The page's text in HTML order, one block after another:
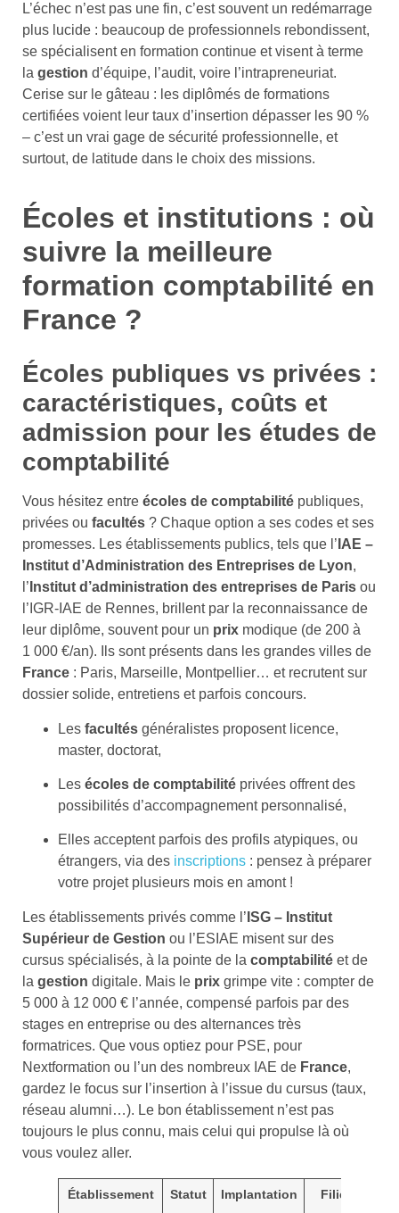
L’échec n’est pas une fin, c’est souvent un redémarrage
plus lucide : beaucoup de professionnels rebondissent,
se spécialisent en formation continue et visent à terme
la gestion d’équipe, l’audit, voire l’intrapreneuriat.
Cerise sur le gâteau : les diplômés de formations
certifiées voient leur taux d’insertion dépasser les 90 %
– c’est un vrai gage de sécurité professionnelle, et
surtout, de latitude dans le choix des missions.
Écoles et institutions : où
suivre la meilleure
formation comptabilité en
France ?
Écoles publiques vs privées :
caractéristiques, coûts et
admission pour les études de
comptabilité
Vous hésitez entre écoles de comptabilité publiques,
privées ou facultés ? Chaque option a ses codes et ses
promesses. Les établissements publics, tels que l’ IAE –
Institut d’Administration des Entreprises de Lyon,
l’ Institut d’administration des entreprises de Paris ou
l’IGR-IAE de Rennes, brillent par la reconnaissance de
leur diplôme, souvent pour un prix modique (de 200 à
1 000 €/an). Ils sont présents dans les grandes villes de
France : Paris, Marseille, Montpellier… et recrutent sur
dossier solide, entretiens et parfois concours.
Les facultés généralistes proposent licence,
master, doctorat,
Les écoles de comptabilité privées offrent des
possibilités d’accompagnement personnalisé,
Elles acceptent parfois des profils atypiques, ou
étrangers, via des inscriptions : pensez à préparer
votre projet plusieurs mois en amont !
Les établissements privés comme l’ ISG – Institut
Supérieur de Gestion ou l’ESIAE misent sur des
cursus spécialisés, à la pointe de la comptabilité et de
la gestion digitale. Mais le prix grimpe vite : compter de
5 000 à 12 000 € l’année, compensé parfois par des
stages en entreprise ou des alternances très
formatrices. Que vous optiez pour PSE, pour
Nextformation ou l’un des nombreux IAE de France,
gardez le focus sur l’insertion à l’issue du cursus (taux,
réseau alumni…). Le bon établissement n’est pas
toujours le plus connu, mais celui qui propulse là où
vous voulez aller.
Établissement Statut Implantation Filières clés